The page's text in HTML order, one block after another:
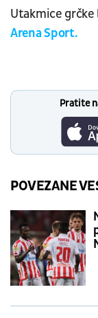
Utakmice
Arena Sport.
Pratite
POVEZANE